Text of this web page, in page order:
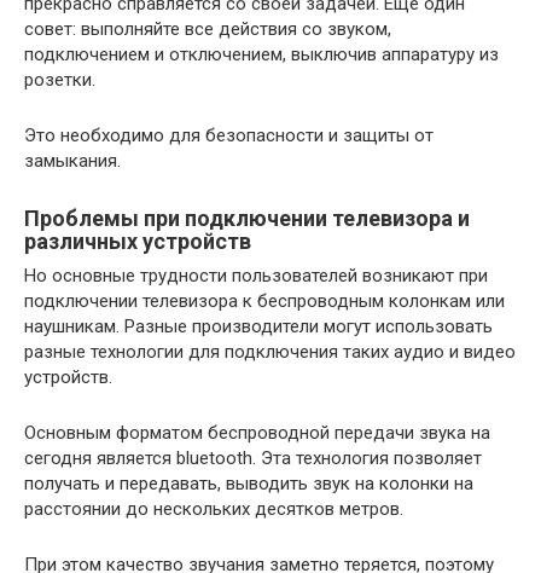
совет: выполняйте все действия со звуком,
подключением и отключением, выключив аппаратуру из
розетки.
Это необходимо для безопасности и защиты от
замыкания.
Проблемы при подключении телевизора и
различных устройств
Но основные трудности пользователей возникают при
подключении телевизора к беспроводным колонкам или
наушникам. Разные производители могут использовать
разные технологии для подключения таких аудио и видео
устройств.
Основным форматом беспроводной передачи звука на
сегодня является bluetooth. Эта технология позволяет
получать и передавать, выводить звук на колонки на
расстоянии до нескольких десятков метров.
При этом качество звучания заметно теряется, поэтому